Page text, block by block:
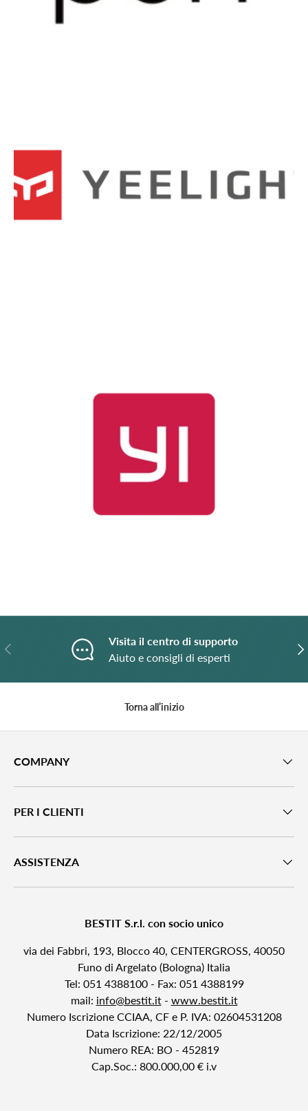
Indietro
Visita il centro di supporto
Aiuto e consigli di esperti
Torna all’inizio
COMPANY
PER I CLIENTI
ASSISTENZA
BESTIT S.r.l. con socio unico
via dei Fabbri, 193, Blocco 40, CENTERGROSS, 40050
Funo di Argelato (Bologna) Italia
Tel: 051 4388100 - Fax: 051 4388199
mail: info@bestit.it- www.bestit.it
Numero Iscrizione CCIAA, CF e P. IVA: 02604531208
Data Iscrizione: 22/12/2005
Numero REA: BO - 452819
Cap.Soc.: 800.000,00 € i.v